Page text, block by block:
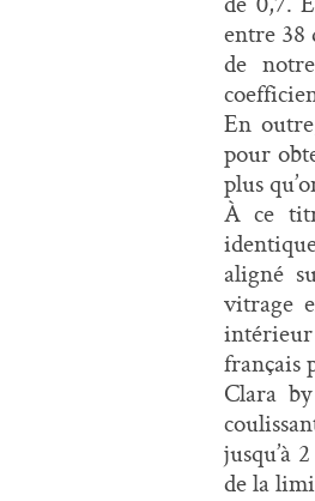
entre 38
de
En
pour
plus
À ce
aligné
vitrage
français
Clara
jusqu’à
de la